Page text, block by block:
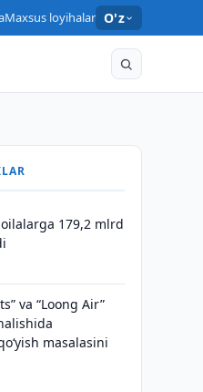
Maxsus loyihalar O'z
179,2 mlrd
va “Loong Air”
masalasini